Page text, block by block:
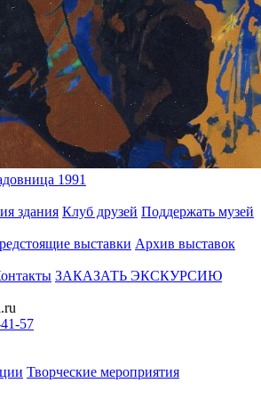
1991
здания Клуб друзей Поддержать музей
выставки Архив выставок
ЗАКАЗАТЬ ЭКСКУРСИЮ
57
Творческие мероприятия